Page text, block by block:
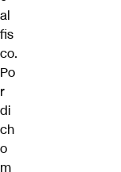
al
fis
co.
Po
r
di
ch
o
m